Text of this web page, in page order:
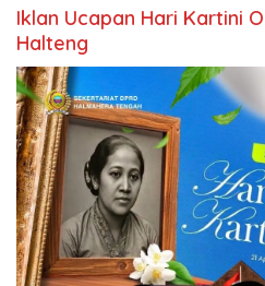
Iklan Ucapan Hari Kartini
Halteng